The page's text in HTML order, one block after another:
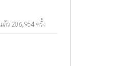
ว 206,954 ครั้ง